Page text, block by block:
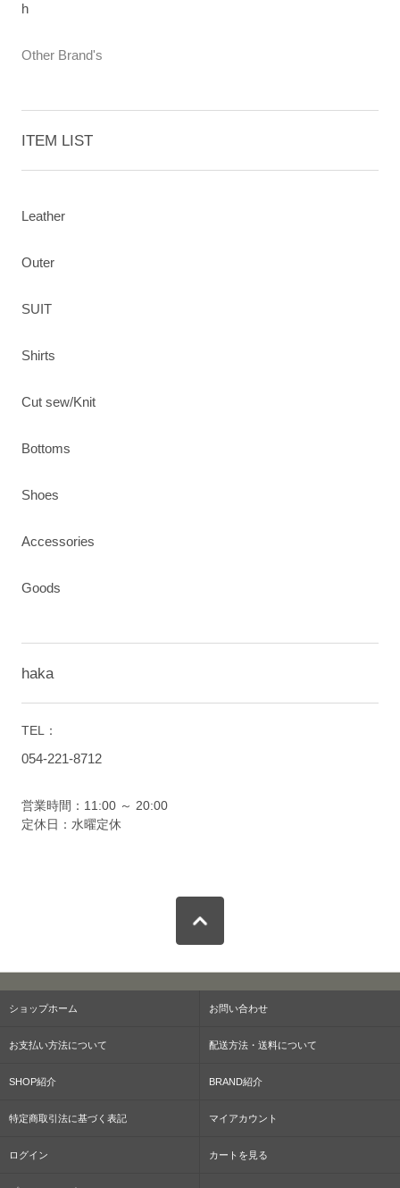
h
Other Brand's
ITEM LIST
Leather
Outer
SUIT
Shirts
Cut sew/Knit
Bottoms
Shoes
Accessories
Goods
haka
TEL：
054-221-8712
営業時間：11:00 ～ 20:00
定休日：水曜定休
ショップホーム お問い合わせ
お支払い方法について 配送方法・送料について
SHOP紹介 BRAND紹介
特定商取引法に基づく表記 マイアカウント
ログイン カートを見る